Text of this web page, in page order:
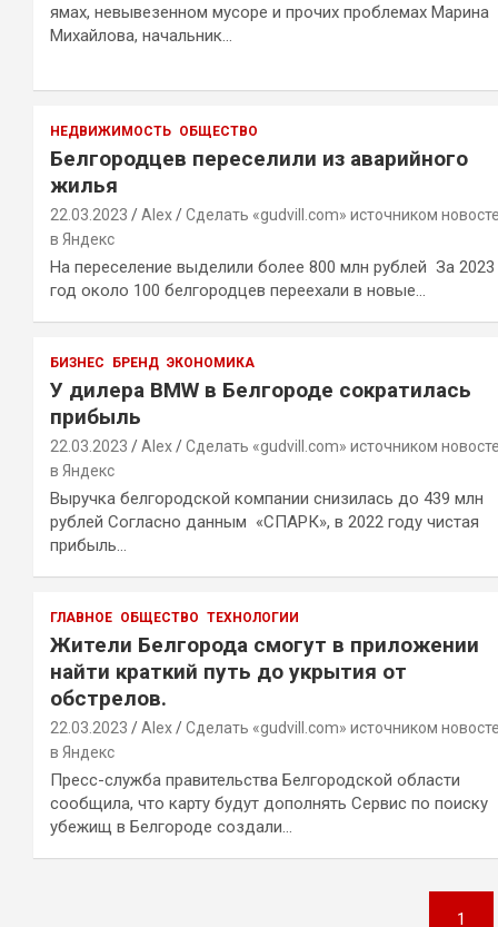
ямах, невывезенном мусоре и прочих проблемах Марина
Михайлова, начальник…
НЕДВИЖИМОСТЬ ОБЩЕСТВО
Белгородцев переселили из аварийного
жилья
22.03.2023 Alex
Сделать «gudvill.com» источником
в Яндекс
На переселение выделили более 800 млн рублей За 2023
год около 100 белгородцев переехали в новые…
БИЗНЕС БРЕНД ЭКОНОМИКА
У дилера BMW в Белгороде сократилась
прибыль
22.03.2023 Alex
Сделать «gudvill.com» источником
в Яндекс
Выручка белгородской компании снизилась до 439 млн
рублей Согласно данным «СПАРК», в 2022 году чистая
прибыль…
ГЛАВНОЕ ОБЩЕСТВО ТЕХНОЛОГИИ
Жители Белгорода смогут в приложении
найти краткий путь до укрытия от
обстрелов.
22.03.2023 Alex
Сделать «gudvill.com» источником
в Яндекс
Пресс-служба правительства Белгородской области
сообщила, что карту будут дополнять Сервис по поиску
убежищ в Белгороде создали…
1